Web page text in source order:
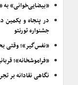
«بیضایی‌خوانی»
در پنجاه و یکمین
جشنواره تورنتو
«نفس‌گیر»؛ وقتی
«فراموشخانه»؛
نگاهی نقادانه بر